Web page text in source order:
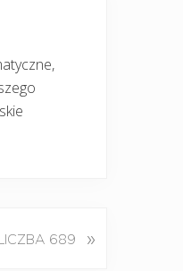
689 »